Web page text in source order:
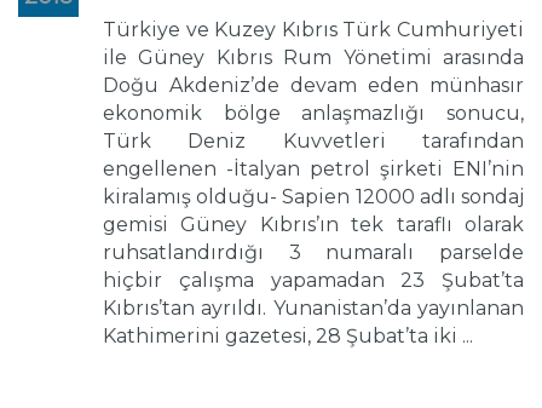
Türkiye ve Kuzey Kıbrıs Türk Cumhuriyeti
ile Güney Kıbrıs Rum Yönetimi arasında
Doğu Akdeniz’de devam eden münhasır
ekonomik bölge anlaşmazlığı sonucu,
Türk Deniz Kuvvetleri tarafından
engellenen -İtalyan petrol şirketi ENI’nin
kiralamış olduğu- Sapien 12000 adlı sondaj
gemisi Güney Kıbrıs’ın tek taraflı olarak
ruhsatlandırdığı 3 numaralı parselde
hiçbir çalışma yapamadan 23 Şubat’ta
Kıbrıs’tan ayrıldı. Yunanistan’da yayınlanan
Kathimerini gazetesi, 28 Şubat’ta iki ...